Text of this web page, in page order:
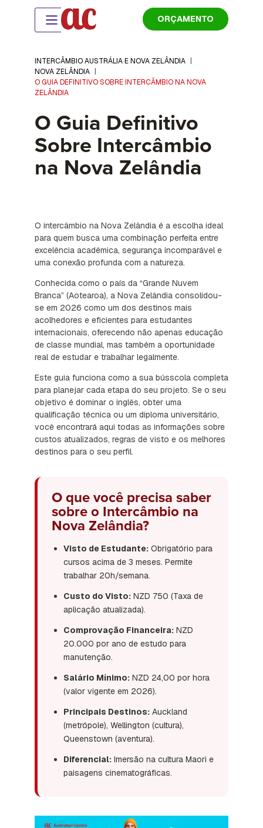
ORÇAMENTO
INTERCÂMBIO AUSTRÁLIA E NOVA ZELÂNDIA
NOVA ZELÂNDIA
O GUIA DEFINITIVO SOBRE INTERCÂMBIO NA NOVA
ZELÂNDIA
O Guia Definitivo
Sobre Intercâmbio
na Nova Zelândia
O intercâmbio na Nova Zelândia é a escolha ideal
para quem busca uma combinação perfeita entre
excelência acadêmica, segurança incomparável e
uma conexão profunda com a natureza.
Conhecida como o país da “Grande Nuvem
Branca” (Aotearoa), a Nova Zelândia consolidou-
se em 2026 como um dos destinos mais
acolhedores e eficientes para estudantes
internacionais, oferecendo não apenas educação
de classe mundial, mas também a oportunidade
real de estudar e trabalhar legalmente.
Este guia funciona como a sua bússcola completa
para planejar cada etapa do seu projeto. Se o seu
objetivo é dominar o inglês, obter uma
qualificação técnica ou um diploma universitário,
você encontrará aqui todas as informações sobre
custos atualizados, regras de visto e os melhores
destinos para o seu perfil.
O que você precisa saber
sobre o Intercâmbio na
Nova Zelândia?
Visto de Estudante: Obrigatório para
cursos acima de 3 meses. Permite
trabalhar 20h/semana.
Custo do Visto: NZD 750 (Taxa de
aplicação atualizada).
Comprovação Financeira: NZD
20.000 por ano de estudo para
manutenção.
Salário Mínimo: NZD 24,00 por hora
(valor vigente em 2026).
Principais Destinos: Auckland
(metrópole), Wellington (cultura),
Queenstown (aventura).
Diferencial: Imersão na cultura Maori e
paisagens cinematográficas.